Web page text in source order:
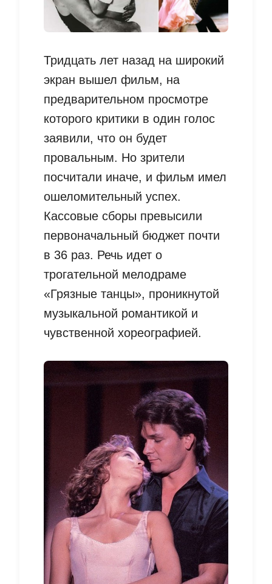
Тридцать лет назад на широкий
экран вышел фильм, на
предварительном просмотре
которого критики в один голос
заявили, что он будет
провальным. Но зрители
посчитали иначе, и фильм имел
ошеломительный успех.
Кассовые сборы превысили
первоначальный бюджет почти
в 36 раз. Речь идет о
трогательной мелодраме
«Грязные танцы», проникнутой
музыкальной романтикой и
чувственной хореографией.